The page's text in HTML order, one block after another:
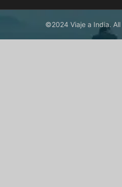
©2024 Viaje a India. All